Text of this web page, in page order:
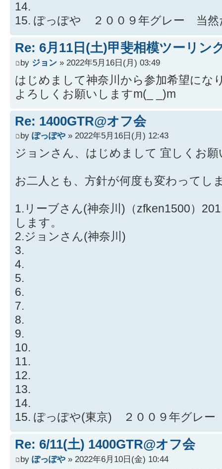
14.
15. ぽっぽや ２００９年グレー 当然
Re: 6月11日(土)甲斐相模ツーリン
by ジョン » 2022年5月16日(月) 03:49
はじめまして神奈川から参加希望にな
よろしくお願いしますm(_ _)m
Re: 1400GTR@オフ会
by ぽっぽや » 2022年5月16日(月) 12:43
ジョンさん、はじめまして 宜しくお
お二人とも、方針が何度も変わってし
1.リーブさん(神奈川)（zfken1500
します。
2.ジョンさん(神奈川)
3.
4.
5.
6.
7.
8.
9.
10.
11.
12.
13.
14.
15. ぽっぽや(東京) ２００９年グレー
Re: 6/11(土) 1400GTR@オフ会
by ぽっぽや » 2022年6月10日(金) 10:44